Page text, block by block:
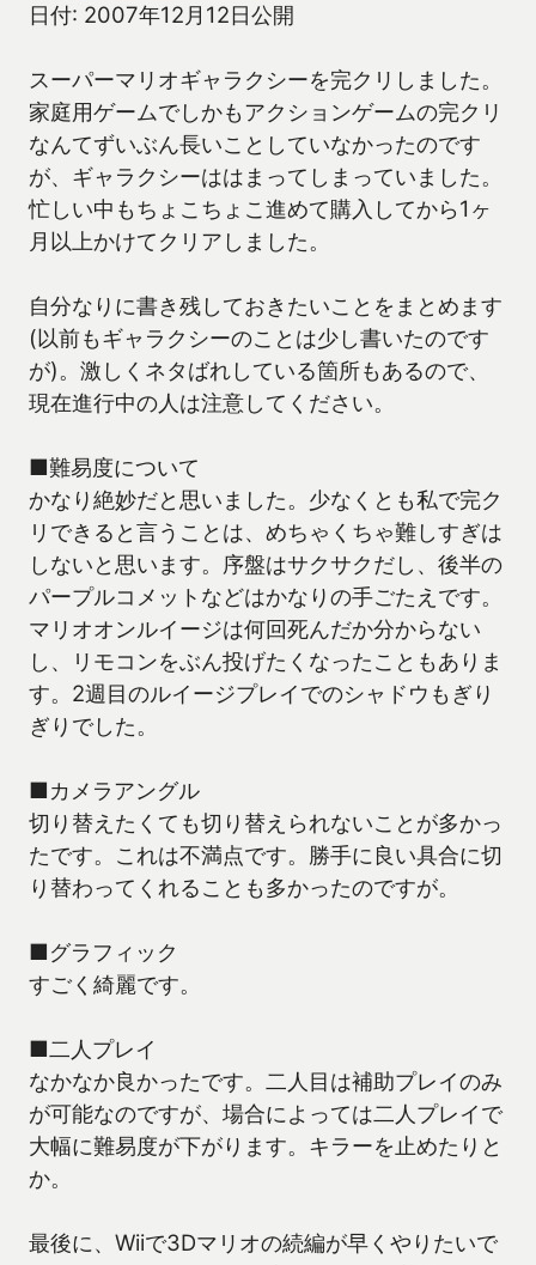
日付: 2007年12月12日公開
スーパーマリオギャラクシーを完クリしました。
家庭用ゲームでしかもアクションゲームの完クリ
なんてずいぶん長いことしていなかったのです
が、ギャラクシーははまってしまっていました。
忙しい中もちょこちょこ進めて購入してから1ヶ
月以上かけてクリアしました。
自分なりに書き残しておきたいことをまとめます
(以前もギャラクシーのことは少し書いたのです
が)。激しくネタばれしている箇所もあるので、
現在進行中の人は注意してください。
■難易度について
かなり絶妙だと思いました。少なくとも私で完ク
リできると言うことは、めちゃくちゃ難しすぎは
しないと思います。序盤はサクサクだし、後半の
パープルコメットなどはかなりの手ごたえです。
マリオオンルイージは何回死んだか分からない
し、リモコンをぶん投げたくなったこともありま
す。2週目のルイージプレイでのシャドウもぎり
ぎりでした。
■カメラアングル
切り替えたくても切り替えられないことが多かっ
たです。これは不満点です。勝手に良い具合に切
り替わってくれることも多かったのですが。
■グラフィック
すごく綺麗です。
■二人プレイ
なかなか良かったです。二人目は補助プレイのみ
が可能なのですが、場合によっては二人プレイで
大幅に難易度が下がります。キラーを止めたりと
か。
最後に、Wiiで3Dマリオの続編が早くやりたいで